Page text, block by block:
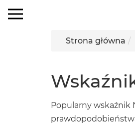
×
Strona główna
Popularny wskaźnik